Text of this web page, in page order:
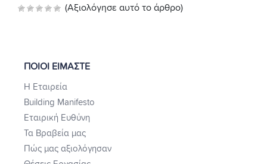
(Αξιολόγησε αυτό το άρθρο)
ΠΟΙΟΙ ΕΙΜΑΣΤΕ
Η Εταιρεία
Building Manifesto
Εταιρική Ευθύνη
Τα Βραβεία μας
Πώς μας αξιολόγησαν